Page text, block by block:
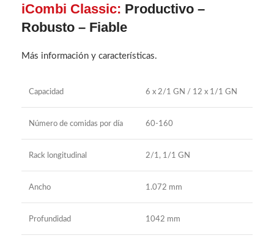
iCombi Classic: Productivo –
Robusto – Fiable
Más información y características.
Capacidad 6 x 2/1 GN / 12 x 1/1 GN
Número de comidas por día 60-160
Rack longitudinal 2/1, 1/1 GN
Ancho 1.072 mm
Profundidad 1042 mm